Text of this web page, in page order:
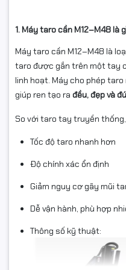
1. Máy taro cần M12–M48 là
Máy taro cần M12–M48 là
taro được gắn trên một tay
linh hoạt. Máy cho phép taro
giúp ren tạo ra đều, đẹp và
So với taro tay truyền
Tốc độ taro nhanh hơn
Độ chính xác ổn định
Giảm nguy cơ gãy mũi
Dễ vận hành, phù hợp
Thông số kỹ thuật: